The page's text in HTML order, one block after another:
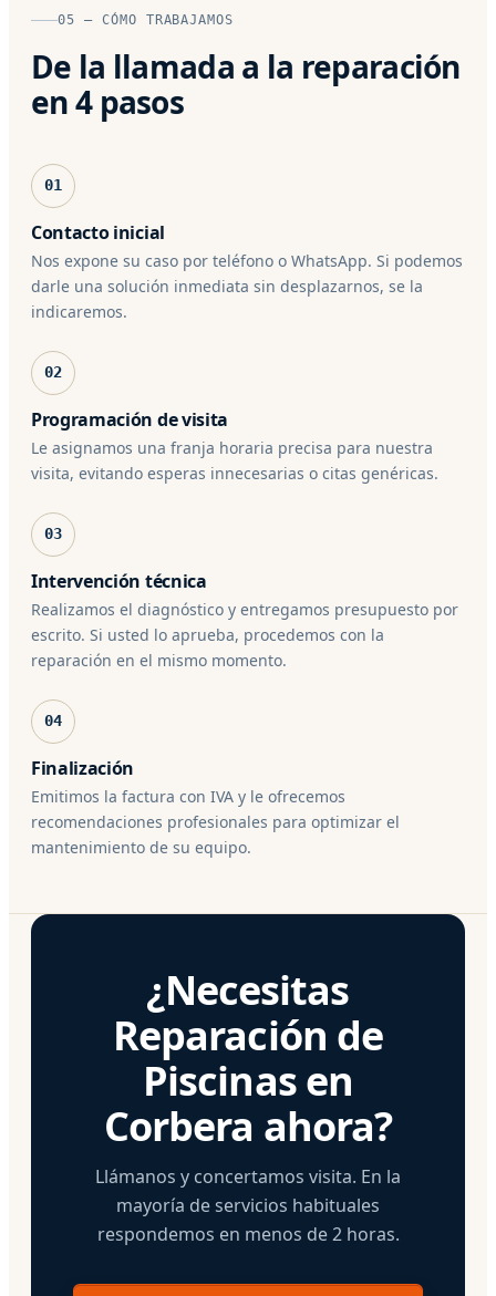
05 — CÓMO TRABAJAMOS
De la llamada a la reparación
en 4 pasos
01
Contacto inicial
Nos expone su caso por teléfono o WhatsApp. Si podemos
darle una solución inmediata sin desplazarnos, se la
indicaremos.
02
Programación de visita
Le asignamos una franja horaria precisa para nuestra
visita, evitando esperas innecesarias o citas genéricas.
03
Intervención técnica
Realizamos el diagnóstico y entregamos presupuesto por
escrito. Si usted lo aprueba, procedemos con la
reparación en el mismo momento.
04
Finalización
Emitimos la factura con IVA y le ofrecemos
recomendaciones profesionales para optimizar el
mantenimiento de su equipo.
¿Necesitas
Reparación de
Piscinas en
Corbera ahora?
Llámanos y concertamos visita. En la
mayoría de servicios habituales
respondemos en menos de 2 horas.